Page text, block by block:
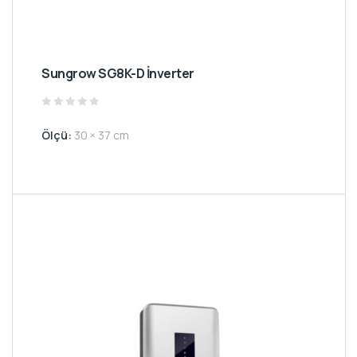
Sungrow SG8K-D İnverter
out
Ölçü: 30 × 37 cm